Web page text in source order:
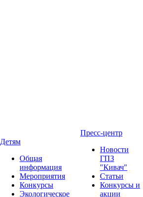
Детям
Общая
информация
Мероприятия
Конкурсы
Экологическое
Пресс-центр
Новости
ГПЗ
"Кивач"
Статьи
Конкурсы и
акции